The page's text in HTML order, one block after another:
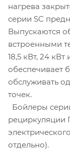
нагрева
серии SC
Выпускаются
встроенными
18,5 кВт, 24
обеспечивает
обслуживать
точек.
Бойлеры
рециркуляции
отдельно).